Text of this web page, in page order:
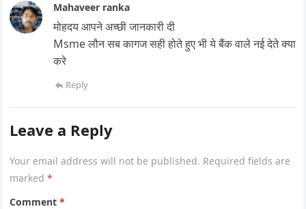
Mahaveer ranka
मोहदय आपने अच्छी जानकारी दी
Msme लौन सब कागज सही होते हुए भी ये बैंक वाले नई देते क्या
करे
Reply
Leave a Reply
Your email address will not be published. Required fields are
marked*
Comment*